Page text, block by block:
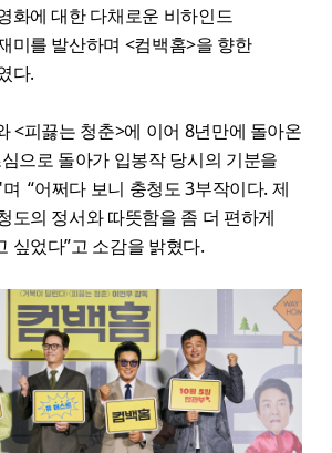
화에 대한 다채로운 비하인드
미를 발산하며 <컴백홈>을 향한
다.
<피끓는 청춘>에 이어 8년만에 돌아온
으로 돌아가 입봉작 당시의 기분을
“어쩌다 보니 충청도 3부작이다. 제
도의 정서와 따뜻함을 좀 더 편하게
싶었다”고 소감을 밝혔다.